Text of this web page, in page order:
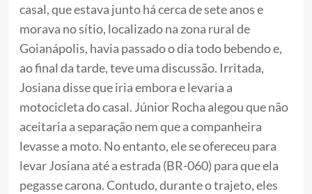
casal, que estava junto há cerca de sete anos e
morava no sítio, localizado na zona rural de
Goianápolis, havia passado o dia todo bebendo e,
ao final da tarde, teve uma discussão. Irritada,
Josiana disse que iria embora e levaria a
motocicleta do casal. Júnior Rocha alegou que não
aceitaria a separação nem que a companheira
levasse a moto. No entanto, ele se ofereceu para
levar Josiana até a estrada (BR-060) para que ela
pegasse carona. Contudo, durante o trajeto, eles